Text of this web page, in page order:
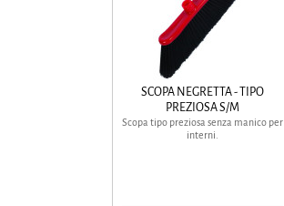
SCOPA NEGRETTA - TIPO
PREZIOSA S/M
Scopa tipo preziosa senza manico per
interni.